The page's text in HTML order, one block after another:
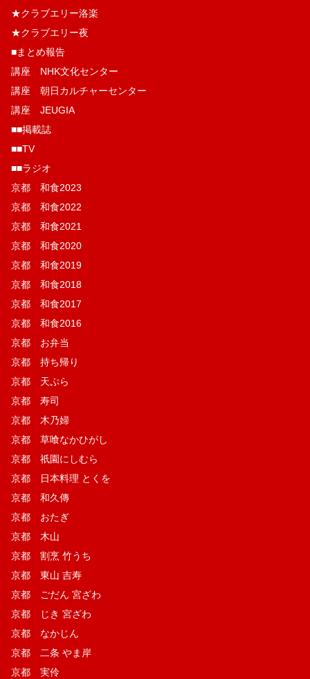
★クラブエリー洛楽
★クラブエリー夜
■まとめ報告
講座 NHK文化センター
講座 朝日カルチャーセンター
講座 JEUGIA
■■掲載誌
■■TV
■■ラジオ
京都 和食2023
京都 和食2022
京都 和食2021
京都 和食2020
京都 和食2019
京都 和食2018
京都 和食2017
京都 和食2016
京都 お弁当
京都 持ち帰り
京都 天ぷら
京都 寿司
京都 木乃婦
京都 草喰なかひがし
京都 祇園にしむら
京都 日本料理 とくを
京都 和久傳
京都 おたぎ
京都 木山
京都 割烹 竹うち
京都 東山 吉寿
京都 ごだん 宮ざわ
京都 じき 宮ざわ
京都 なかじん
京都 二条 やま岸
京都 実伶